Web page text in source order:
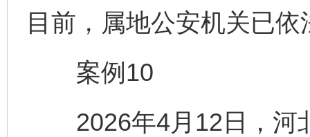
目前，属地公安机关已
案例10
2026年4月12日，河